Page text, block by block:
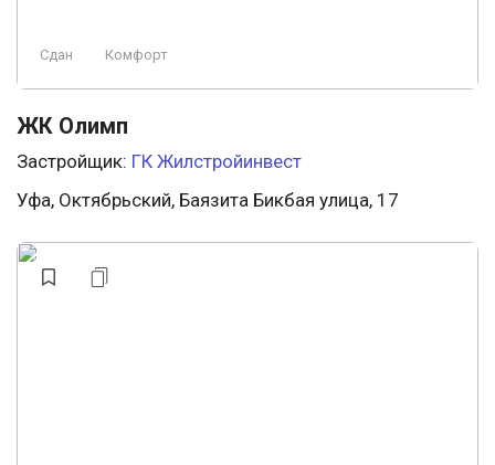
Сдан Комфорт
ЖК Олимп
Застройщик: ГК Жилстройинвест
Уфа, Октябрьский, Баязита Бикбая улица, 17